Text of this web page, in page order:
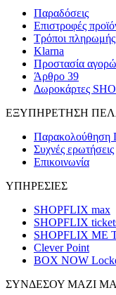
Παραδόσεις
Επιστροφές
Τρόποι πληρωμής
Klarna
Προστασία
Άρθρο 39
Δωροκάρτες
ΕΞΥΠΗΡΕΤΗΣΗ
Παρακολούθηση
Συχνές ερωτήσεις
Επικοινωνία
ΥΠΗΡΕΣΙΕΣ
SHOPFLIX max
SHOPFLIX
SHOPFLIX ΜΕ
Clever Point
BOX NOW
ΣΥΝΔΕΣΟΥ ΜΑΖΙ